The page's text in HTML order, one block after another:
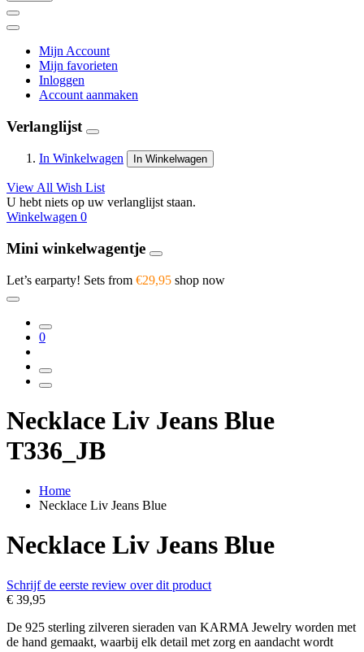
Mijn Account
Mijn favorieten
Inloggen
Account aanmaken
Verlanglijst
In Winkelwagen In Winkelwagen
View All Wish List
U hebt niets op uw verlanglijst staan.
Winkelwagen 0
Mini winkelwagentje
Let’s earparty! Sets from €29,95 shop now
0
Necklace Liv Jeans Blue
T336_JB
Home
Necklace Liv Jeans Blue
Necklace Liv Jeans Blue
Schrijf de eerste review over dit product
€ 39,95
De 925 sterling zilveren sieraden van KARMA Jewelry worden met
de hand gemaakt, waarbij elk detail met zorg en aandacht wordt